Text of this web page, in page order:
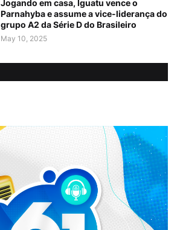
Jogando em casa, Iguatu vence o
Parnahyba e assume a vice-liderança do
grupo A2 da Série D do Brasileiro
May 10, 2025